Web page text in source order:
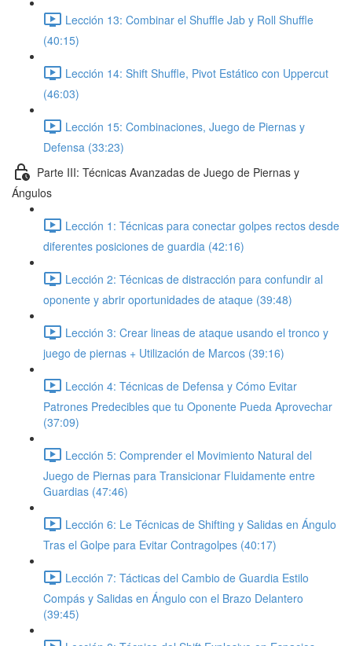
Lección 13: Combinar el Shuffle Jab y Roll Shuffle
(40:15)
Lección 14: Shift Shuffle, Pivot Estático con Uppercut
(46:03)
Lección 15: Combinaciones, Juego de Piernas y
Defensa (33:23)
Parte III: Técnicas Avanzadas de Juego de Piernas y
Ángulos
Lección 1: Técnicas para conectar golpes rectos desde
diferentes posiciones de guardia (42:16)
Lección 2: Técnicas de distracción para confundir al
oponente y abrir oportunidades de ataque (39:48)
Lección 3: Crear lineas de ataque usando el tronco y
juego de piernas + Utilización de Marcos (39:16)
Lección 4: Técnicas de Defensa y Cómo Evitar
Patrones Predecibles que tu Oponente Pueda Aprovechar
(37:09)
Lección 5: Comprender el Movimiento Natural del
Juego de Piernas para Transicionar Fluidamente entre
Guardias (47:46)
Lección 6: Le Técnicas de Shifting y Salidas en Ángulo
Tras el Golpe para Evitar Contragolpes (40:17)
Lección 7: Tácticas del Cambio de Guardia Estilo
Compás y Salidas en Ángulo con el Brazo Delantero
(39:45)